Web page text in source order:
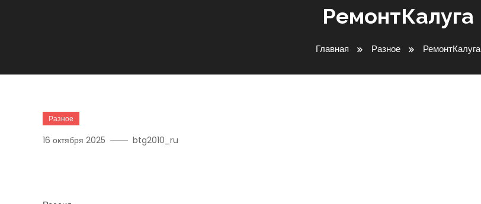
РемонтКалуга
Главная Разное РемонтКалуга
Разное
16 октября 2025 btg2010_ru